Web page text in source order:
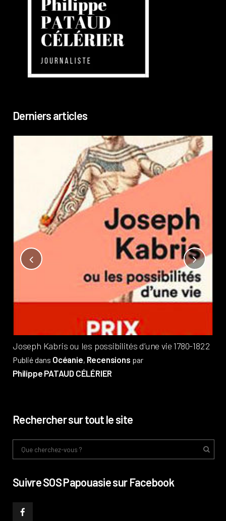
Derniers articles
Joseph Kabris ou les possibilités d’une vie 1780-1822
Publié dans Océanie, Recensions par
Philippe PATAUD CÉLÉRIER
Rechercher sur tout le site
Suivre SOS Papouasie sur Facebook